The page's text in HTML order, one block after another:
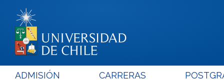
ADMISIÓN CARRERAS